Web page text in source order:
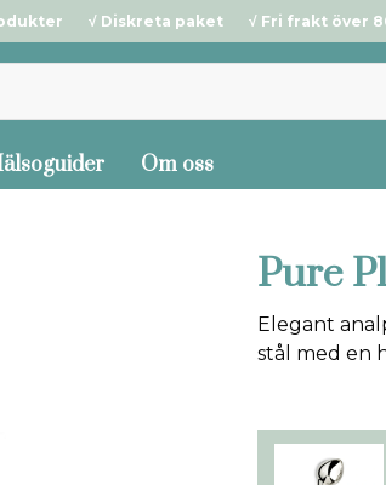
√ Diskreta paket √ Fri frakt över
Om oss
Pure
Elegant
stål med en